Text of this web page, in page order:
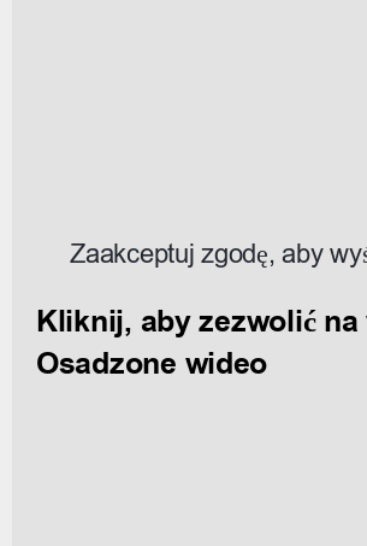
Zaakceptuj zgodę, aby
Kliknij, aby zezwolić
Osadzone wideo